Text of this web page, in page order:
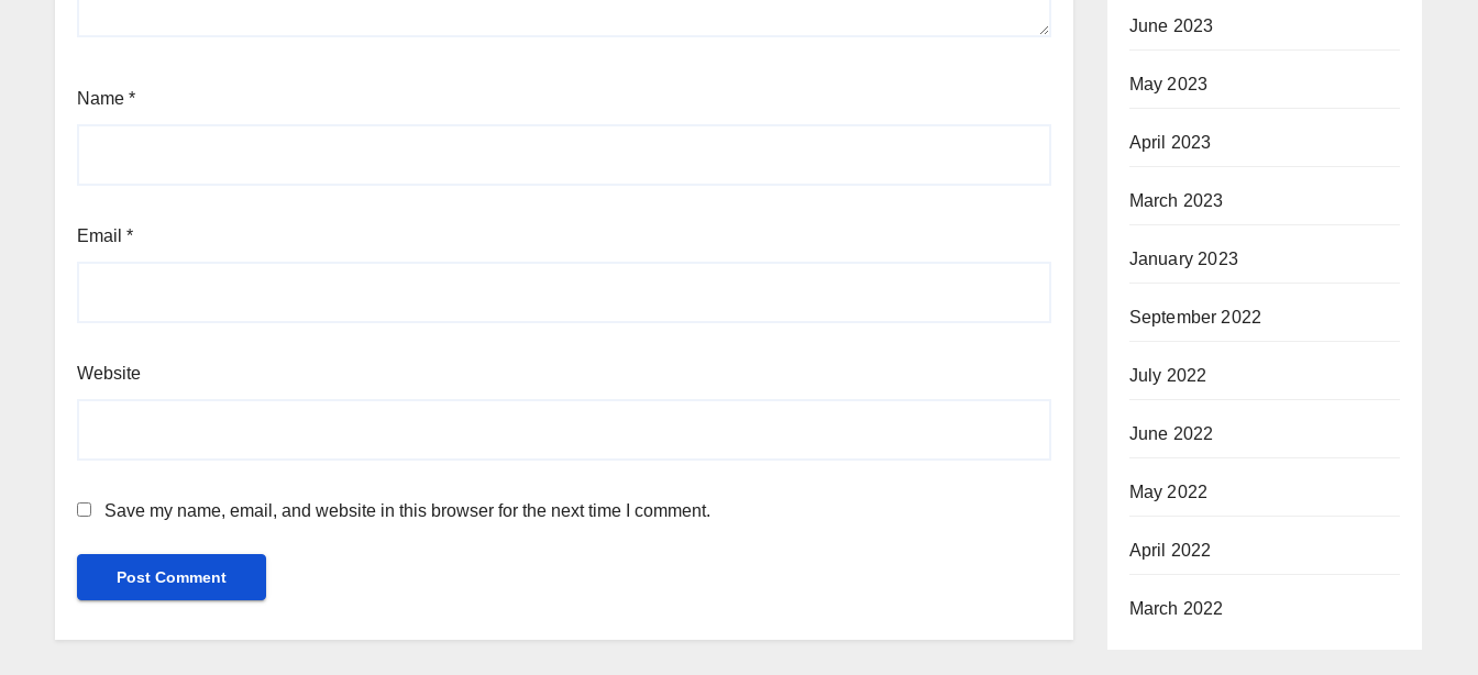
Name *
Email *
Website
Save my name, email, and website in this browser for the next time I comment.
June 2023
May 2023
April 2023
March 2023
January 2023
September 2022
July 2022
June 2022
May 2022
April 2022
March 2022